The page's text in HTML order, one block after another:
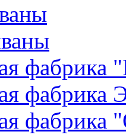
фабрика
фабрика
фабрика